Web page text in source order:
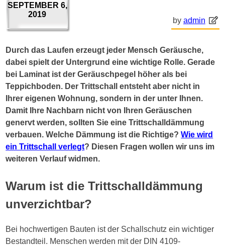
SEPTEMBER 6,
2019
by admin
Durch das Laufen erzeugt jeder Mensch Geräusche,
dabei spielt der Untergrund eine wichtige Rolle. Gerade
bei Laminat ist der Geräuschpegel höher als bei
Teppichboden. Der Trittschall entsteht aber nicht in
Ihrer eigenen Wohnung, sondern in der unter Ihnen.
Damit Ihre Nachbarn nicht von Ihren Geräuschen
genervt werden, sollten Sie eine Trittschalldämmung
verbauen. Welche Dämmung ist die Richtige?Wie wird
ein Trittschall verlegt? Diesen Fragen wollen wir uns im
weiteren Verlauf widmen.
Warum ist die Trittschalldämmung
unverzichtbar?
Bei hochwertigen Bauten ist der Schallschutz ein wichtiger
Bestandteil. Menschen werden mit der DIN 4109-